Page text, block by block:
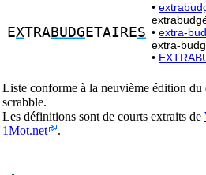
EXTRABUDG ETAIRES
•
• extra-
extra-
•
Liste conforme à la neuvième édition
scrabble.
Les définitions sont de courts extraits de
1Mot.net
.